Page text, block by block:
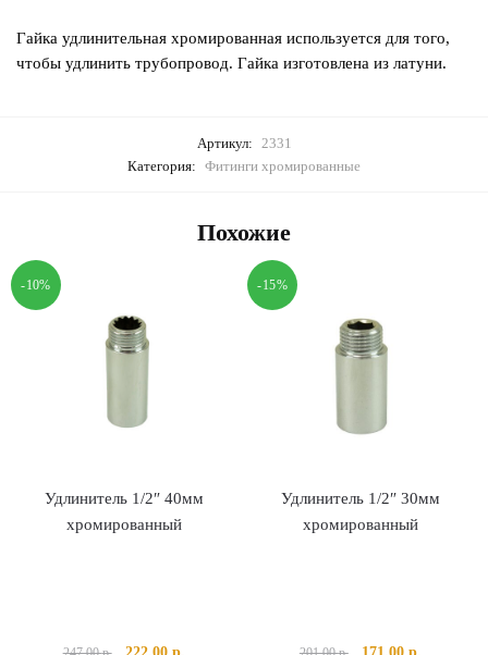
Гайка удлинительная хромированная используется для того,
чтобы удлинить трубопровод. Гайка изготовлена из латуни.
Артикул:
2331
Категория: Фитинги хромированные
Похожие
-10%
Удлинитель 1/2″ 40мм
хромированный
Первоначальная
Текущая
-15%
Удлинитель 1/2″ 30мм
хромированный
Первоначальная
Текущая